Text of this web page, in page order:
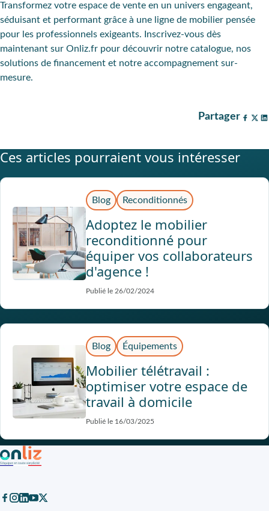
Transformez votre espace de vente en un univers engageant,
séduisant et performant grâce à une ligne de mobilier pensée
pour les professionnels exigeants. Inscrivez-vous dès
maintenant sur Onliz.fr pour découvrir notre catalogue, nos
solutions de financement et notre accompagnement sur-
mesure.
Partager
Ces articles pourraient vous intéresser
Blog Reconditionnés
Adoptez le mobilier
reconditionné pour
équiper vos collaborateurs
d'agence !
Publié le 26/02/2024
Blog Équipements
Mobilier télétravail :
optimiser votre espace de
travail à domicile
Publié le 16/03/2025